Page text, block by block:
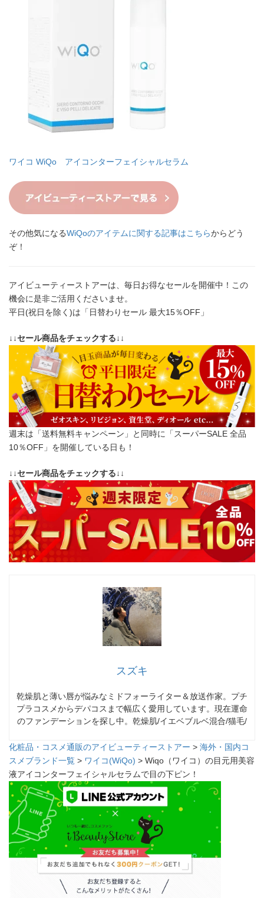
ワイコ WiQo アイコンターフェイシャルセラム
その他気になるWiQoのアイテムに関する記事はこちらからどう
ぞ！
アイビューティーストアーは、毎日お得なセールを開催中！この
機会に是非ご活用くださいませ。
平日(祝日を除く)は「日替わりセール 最大15％OFF」
↓↓セール商品をチェックする↓↓
週末は「送料無料キャンペーン」と同時に「スーパーSALE 全品
10％OFF」を開催している日も！
↓↓セール商品をチェックする↓↓
スズキ
乾燥肌と薄い唇が悩みなミドフォーライター＆放送作家。プチ
プラコスメからデパコスまで幅広く愛用しています。現在運命
のファンデーションを探し中。乾燥肌/イエベブルベ混合/猫毛/
化粧品・コスメ通販のアイビューティーストアー > 海外・国内コ
スメブランド一覧 > ワイコ(WiQo) > Wiqo（ワイコ）の目元用美容
液アイコンターフェイシャルセラムで目の下ピン！